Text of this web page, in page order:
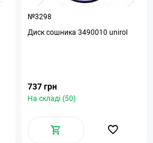
№3298
Диск сошника 3490010 unirol
737 грн
На складі (50)